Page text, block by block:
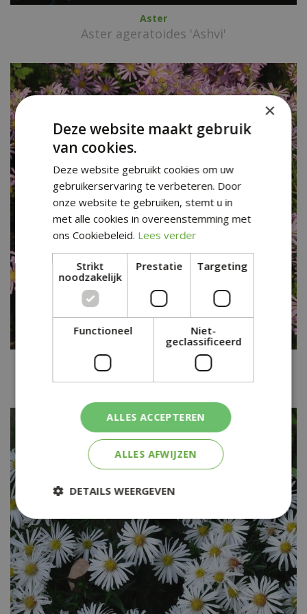
Aster
Aster ageratoides 'Ashvi'
Aster ericoides 'Pink Star'
×
Deze website maakt gebruik
van cookies.
Deze website gebruikt cookies om uw
gebruikerservaring te verbeteren. Door
onze website te gebruiken, stemt u in
met alle cookies in overeenstemming met
ons Cookiebeleid. Lees verder
Strikt
noodzakelijk
Prestatie Targeting
Functioneel
Niet-
geclassificeerd
ALLES ACCEPTEREN
ALLES AFWIJZEN
DETAILS WEERGEVEN